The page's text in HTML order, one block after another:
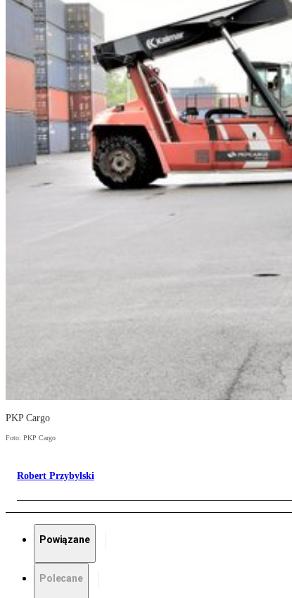
PKP Cargo
Foto: PKP Cargo
Robert Przybylski
Powiązane
Polecane